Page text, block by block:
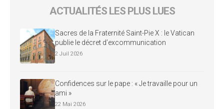
ACTUALITÉS LES PLUS LUES
Sacres de la Fraternité Saint-Pie X : le Vatican
publie le décret d’excommunication
2 Juil 2026
Confidences sur le pape : « Je travaille pour un
ami »
22 Mai 2026